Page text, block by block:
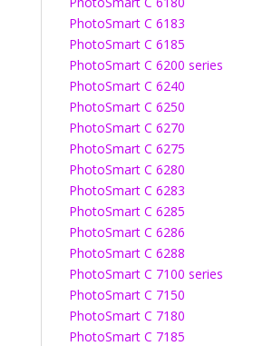
PhotoSmart C 6183
PhotoSmart C 6185
PhotoSmart C 6200 series
PhotoSmart C 6240
PhotoSmart C 6250
PhotoSmart C 6270
PhotoSmart C 6275
PhotoSmart C 6280
PhotoSmart C 6283
PhotoSmart C 6285
PhotoSmart C 6286
PhotoSmart C 6288
PhotoSmart C 7100 series
PhotoSmart C 7150
PhotoSmart C 7180
PhotoSmart C 7185